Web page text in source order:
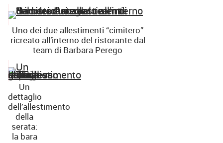
Uno dei due allestimenti “cimitero”
ricreato all’interno del ristorante dal
team di Barbara Perego
Un
dettaglio
dell’allestimento
della
serata:
la bara